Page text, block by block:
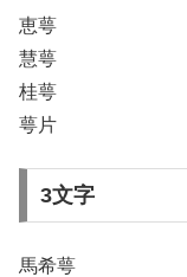
恵萼
慧萼
桂萼
萼片
3文字
馬希萼